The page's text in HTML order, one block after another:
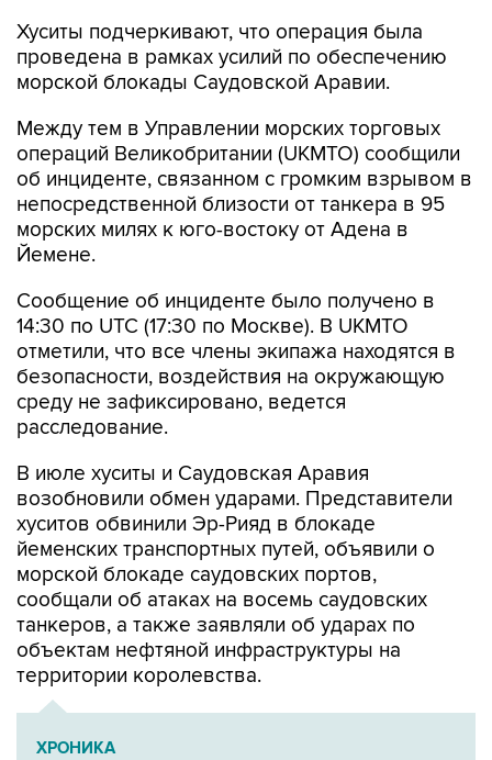
Хуситы подчеркивают, что операция была
проведена в рамках усилий по обеспечению
морской блокады Саудовской Аравии.
Между тем в Управлении морских торговых
операций Великобритании (UKMTO) сообщили
об инциденте, связанном с громким взрывом в
непосредственной близости от танкера в 95
морских милях к юго-востоку от Адена в
Йемене.
Сообщение об инциденте было получено в
14:30 по UTC (17:30 по Москве). В UKMTO
отметили, что все члены экипажа находятся в
безопасности, воздействия на окружающую
среду не зафиксировано, ведется
расследование.
В июле хуситы и Саудовская Аравия
возобновили обмен ударами. Представители
хуситов обвинили Эр-Рияд в блокаде
йеменских транспортных путей, объявили о
морской блокаде саудовских портов,
сообщали об атаках на восемь саудовских
танкеров, а также заявляли об ударах по
объектам нефтяной инфраструктуры на
территории королевства.
ХРОНИКА